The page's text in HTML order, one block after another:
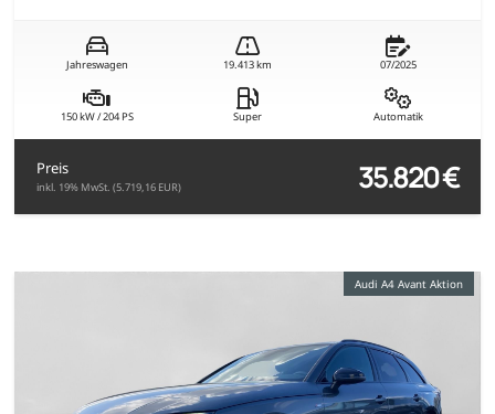
Jahreswagen 19.413 km 07/2025
150 kW / 204 PS Super Automatik
Preis
inkl. 19% MwSt. (5.719,16 EUR) 35.820 €
Audi A4 Avant Aktion